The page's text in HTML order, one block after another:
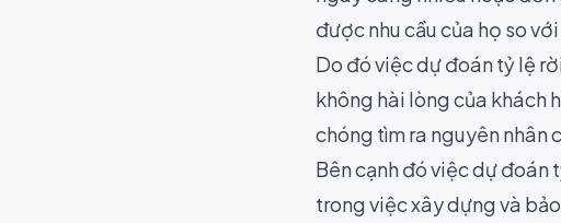
được nhu cầu của họ so
Do đó việc dự đoán tỷ lệ
không hài lòng của khách
chóng tìm ra nguyên nhân
Bên cạnh đó việc dự
trong việc xây dựng và